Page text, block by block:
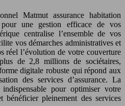
Matmut assurance habitation
une gestion efficace de vos
centralise l’ensemble de vos
vos démarches administratives et
réel l’évolution de votre couverture
de 2,8 millions de sociétaires,
digitale robuste qui répond aux
des services d’assurance. La
pour optimiser votre
bénéficier pleinement des services